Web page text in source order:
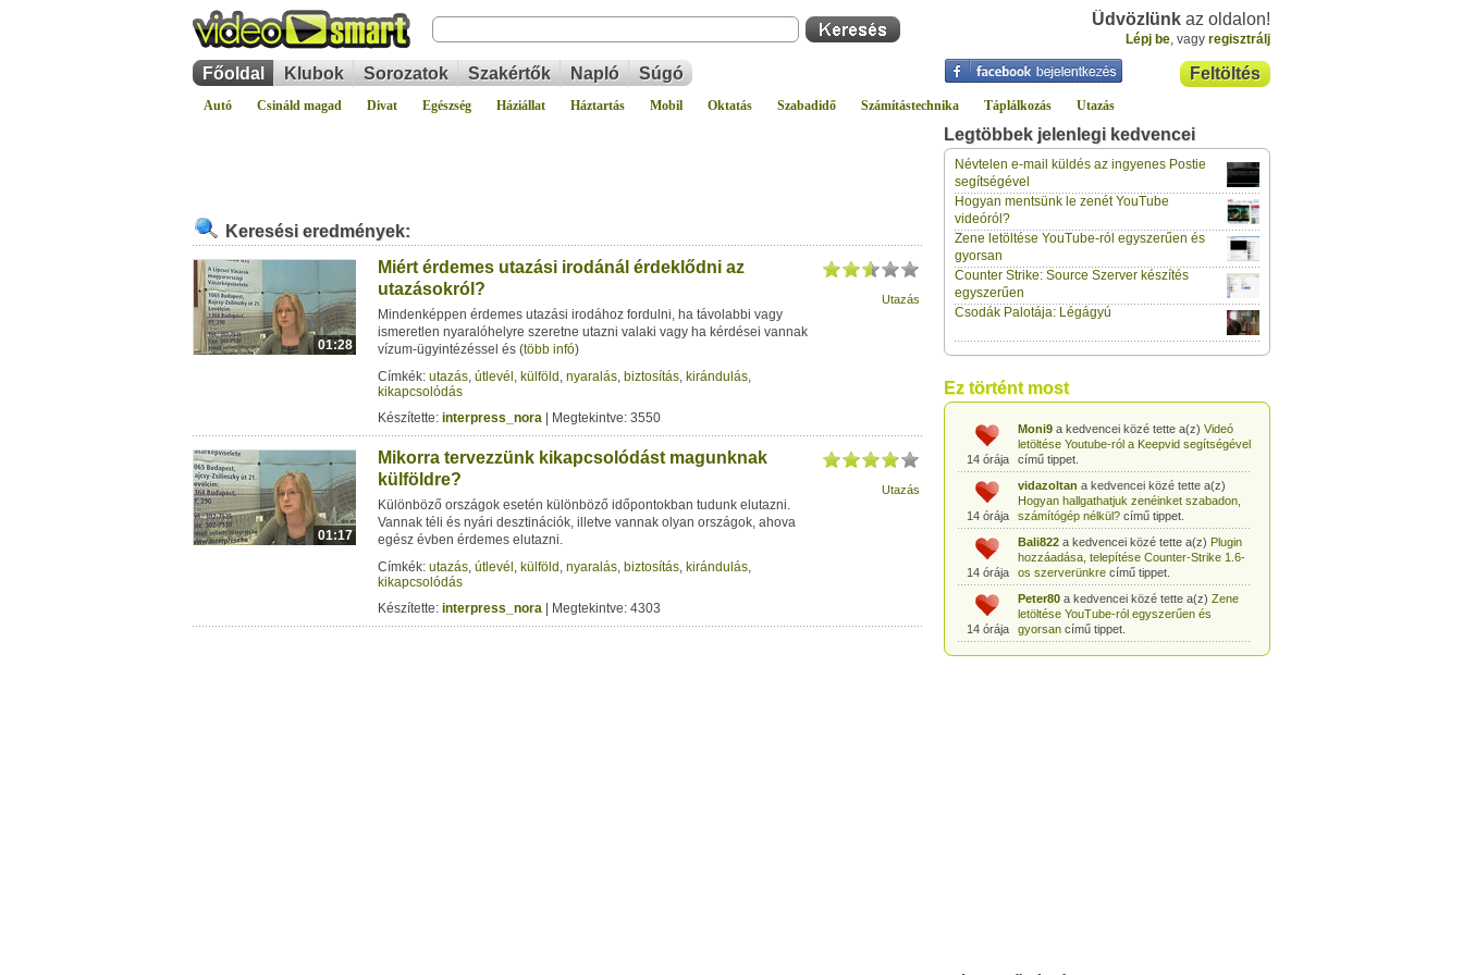
Üdvözlünk az oldalon!
Lépj be, vagy regisztrálj
Feltöltés
Főoldal Klubok Sorozatok Szakértők Napló Súgó
Autó Csináld magad Divat Egészség Háziállat Háztartás Mobil Oktatás Szabadidő Számítástechnika Táplálkozás Utazás
Keresési eredmények:
01:28
Miért érdemes utazási irodánál érdeklődni az
utazásokról?
Mindenképpen érdemes utazási irodához fordulni, ha távolabbi vagy
ismeretlen nyaralóhelyre szeretne utazni valaki vagy ha kérdései vannak
vízum-ügyintézéssel és (több infó)
Címkék: utazás, útlevél , külföld , nyaralás, biztosítás, kirándulás,
kikapcsolódás
Készítette: interpress_nora | Megtekintve: 3550
Utazás
01:17
Mikorra tervezzünk kikapcsolódást magunknak
külföldre?
Különböző országok esetén különböző időpontokban tudunk elutazni.
Vannak téli és nyári desztinációk, illetve vannak olyan országok, ahova
egész évben érdemes elutazni.
Címkék: utazás, útlevél , külföld , nyaralás, biztosítás, kirándulás,
kikapcsolódás
Készítette: interpress_nora | Megtekintve: 4303
Utazás
Legtöbbek jelenlegi kedvencei
Névtelen e-mail küldés az ingyenes Postie
segítségével
Hogyan mentsünk le zenét YouTube
videóról?
Zene letöltése YouTube-ról egyszerűen és
gyorsan
Counter Strike: Source Szerver készítés
egyszerűen
Csodák Palotája: Légágyú
Ez történt most
14 órája
gabor733a kedvencei közé tette a(z)
Leopárdgekkó-etetés egyszerű csipesszel
című tippet.
14 órája
gabor733a kedvencei közé tette a(z)
című tippet.
14 órája
Hogyan készítsünk fűszeres-paradicsomos
pennét?
14 órája
gabor733a kedvencei közé tette a(z)
hónapos kortólcímű tippet.
14 órája
Babakonyha - Alma-banán püré készítése
egyszerűencímű tippet.
14 órája
Moni9a kedvencei közé tette a(z) Videó
letöltése Youtube-ról a Keepvid segítségével
című tippet.
14 órája
vidazoltan a kedvencei közé tette a(z)
Hogyan hallgathatjuk zenéinket szabadon,
számítógép nélkül?című tippet.
14 órája
Bali822a kedvencei közé tette a(z) Plugin
hozzáadása, telepítése Counter-Strike 1.6-
os szerverünkrecímű tippet.
14 órája
Peter80a kedvencei közé tette a(z) Zene
letöltése YouTube-ról egyszerűen és
gyorsancímű tippet.
Heni77a kedvencei közé tette a(z)Counter